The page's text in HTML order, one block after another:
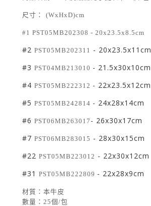
尺寸： (WxHxD)cm
#1 PST05MB202308 - 20x23.5x8.5cm
#2 PST05MB202311
- 20x23.5x11cm
#3 PST04MB213010 - 21.5x30x10cm
#4 PST05MB222312 - 22x23.5x12cm
#5 PST05MB242814 - 24x28x14cm
#6 PST06MB263017 - 26x30x17cm
#7 PST06MB283015 - 28x30x15cm
#22 PST05MB223012 - 22x30x12cm
#31 PST05MB222809 - 22x28x9cm
材質：本牛皮
數量： 25個/包